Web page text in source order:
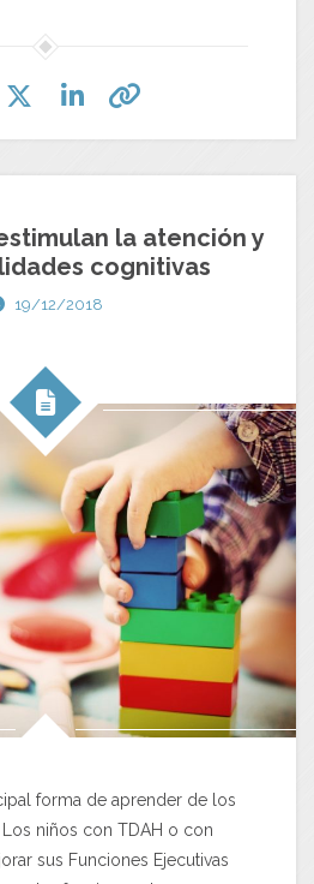
la atención y
cognitivas
19/12/2018
forma de aprender de los
niños con TDAH o con
sus Funciones Ejecutivas